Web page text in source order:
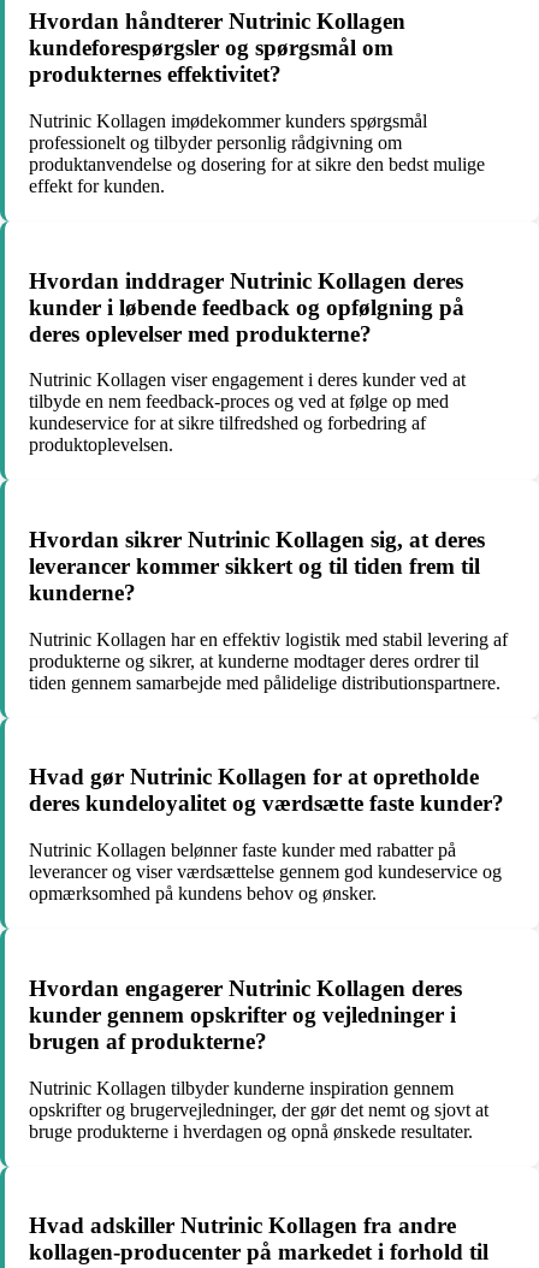
Hvordan håndterer Nutrinic Kollagen
kundeforespørgsler og spørgsmål om
produkternes effektivitet?
Nutrinic Kollagen imødekommer kunders spørgsmål
professionelt og tilbyder personlig rådgivning om
produktanvendelse og dosering for at sikre den bedst mulige
effekt for kunden.
Hvordan inddrager Nutrinic Kollagen deres
kunder i løbende feedback og opfølgning på
deres oplevelser med produkterne?
Nutrinic Kollagen viser engagement i deres kunder ved at
tilbyde en nem feedback-proces og ved at følge op med
kundeservice for at sikre tilfredshed og forbedring af
produktoplevelsen.
Hvordan sikrer Nutrinic Kollagen sig, at deres
leverancer kommer sikkert og til tiden frem til
kunderne?
Nutrinic Kollagen har en effektiv logistik med stabil levering af
produkterne og sikrer, at kunderne modtager deres ordrer til
tiden gennem samarbejde med pålidelige distributionspartnere.
Hvad gør Nutrinic Kollagen for at opretholde
deres kundeloyalitet og værdsætte faste kunder?
Nutrinic Kollagen belønner faste kunder med rabatter på
leverancer og viser værdsættelse gennem god kundeservice og
opmærksomhed på kundens behov og ønsker.
Hvordan engagerer Nutrinic Kollagen deres
kunder gennem opskrifter og vejledninger i
brugen af produkterne?
Nutrinic Kollagen tilbyder kunderne inspiration gennem
opskrifter og brugervejledninger, der gør det nemt og sjovt at
bruge produkterne i hverdagen og opnå ønskede resultater.
Hvad adskiller Nutrinic Kollagen fra andre
kollagen-producenter på markedet i forhold til